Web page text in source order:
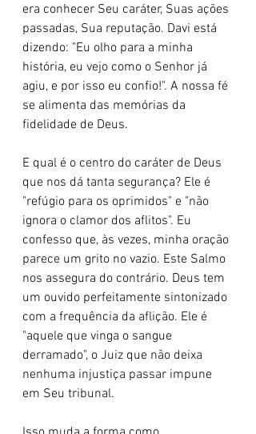
era conhecer Seu caráter, Suas ações
passadas, Sua reputação. Davi está
dizendo: "Eu olho para a minha
história, eu vejo como o Senhor já
agiu, e por isso eu confio!". A nossa fé
se alimenta das memórias da
fidelidade de Deus.
E qual é o centro do caráter de Deus
que nos dá tanta segurança? Ele é
"refúgio para os oprimidos" e "não
ignora o clamor dos aflitos". Eu
confesso que, às vezes, minha oração
parece um grito no vazio. Este Salmo
nos assegura do contrário. Deus tem
um ouvido perfeitamente sintonizado
com a frequência da aflição. Ele é
"aquele que vinga o sangue
derramado", o Juiz que não deixa
nenhuma injustiça passar impune
em Seu tribunal.